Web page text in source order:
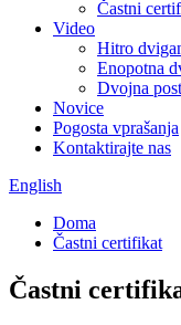
Častni
Video
Hitro
Enopotna
Dvojna
Novice
Pogosta vprašanja
Kontaktirajte nas
English
Doma
Častni certifikat
Častni